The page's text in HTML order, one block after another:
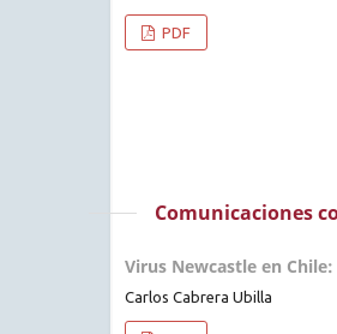
PDF
Comunicaciones
Virus Newcastle en
Carlos Cabrera Ubilla